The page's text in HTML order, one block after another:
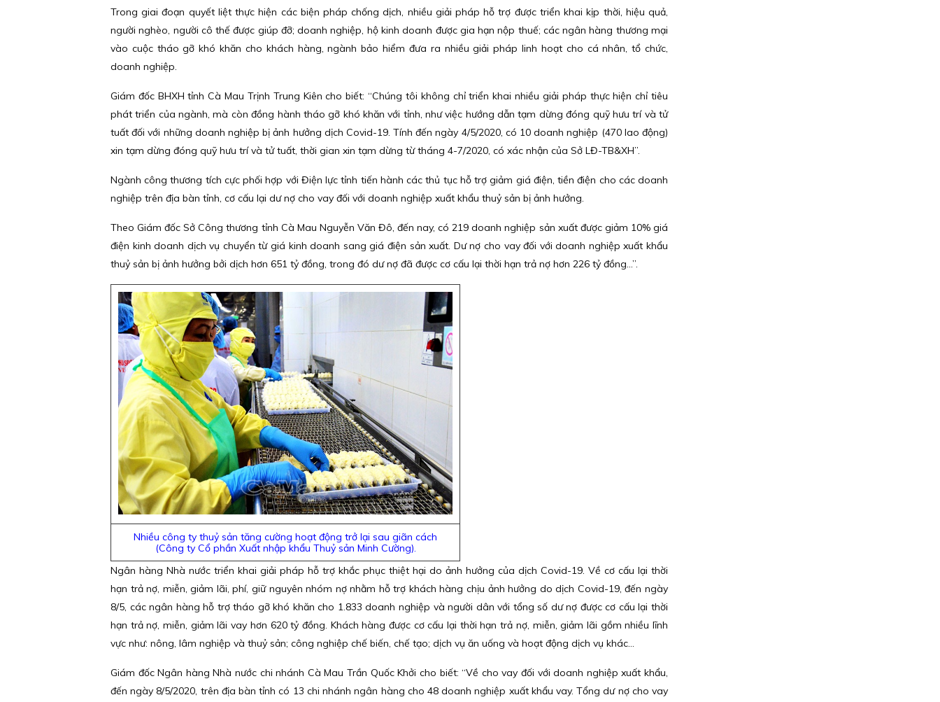
Trong giai đoạn quyết liệt thực hiện các biện pháp chống dịch, nhiều giải pháp hỗ trợ được triển khai kịp thời, hiệu quả,
người nghèo, người cô thế được giúp đỡ; doanh nghiệp, hộ kinh doanh được gia hạn nộp thuế; các ngân hàng thương mại
vào cuộc tháo gỡ khó khăn cho khách hàng, ngành bảo hiểm đưa ra nhiều giải pháp linh hoạt cho cá nhân, tổ chức,
doanh nghiệp.
Giám đốc BHXH tỉnh Cà Mau Trịnh Trung Kiên cho biết: “Chúng tôi không chỉ triển khai nhiều giải pháp thực hiện chỉ tiêu
phát triển của ngành, mà còn đồng hành tháo gỡ khó khăn với tỉnh, như việc hướng dẫn tạm dừng đóng quỹ hưu trí và tử
tuất đối với những doanh nghiệp bị ảnh hưởng dịch Covid-19. Tính đến ngày 4/5/2020, có 10 doanh nghiệp (470 lao động)
xin tạm dừng đóng quỹ hưu trí và tử tuất, thời gian xin tạm dừng từ tháng 4-7/2020, có xác nhận của Sở LĐ-TB&XH”.
Ngành công thương tích cực phối hợp với Điện lực tỉnh tiến hành các thủ tục hỗ trợ giảm giá điện, tiền điện cho các doanh
nghiệp trên địa bàn tỉnh, cơ cấu lại dư nợ cho vay đối với doanh nghiệp xuất khẩu thuỷ sản bị ảnh hưởng.
Theo Giám đốc Sở Công thương tỉnh Cà Mau Nguyễn Văn Đô, đến nay, có 219 doanh nghiệp sản xuất được giảm 10% giá
điện kinh doanh dịch vụ chuyển từ giá kinh doanh sang giá điện sản xuất. Dư nợ cho vay đối với doanh nghiệp xuất khẩu
thuỷ sản bị ảnh hưởng bởi dịch hơn 651 tỷ đồng, trong đó dư nợ đã được cơ cấu lại thời hạn trả nợ hơn 226 tỷ đồng...”.
Nhiều công ty thuỷ sản tăng cường hoạt động trở lại sau giãn cách
(Công ty Cổ phần Xuất nhập khẩu Thuỷ sản Minh Cường​).
Ngân hàng Nhà nước triển khai giải pháp hỗ trợ khắc phục thiệt hại do ảnh hưởng của dịch Covid-19. Về cơ cấu lại thời
hạn trả nợ, miễn, giảm lãi, phí, giữ nguyên nhóm nợ nhằm hỗ trợ khách hàng chịu ảnh hưởng do dịch Covid-19, đến ngày
8/5, các ngân hàng hỗ trợ tháo gỡ khó khăn cho 1.833 doanh nghiệp và người dân với tổng số dư nợ được cơ cấu lại thời
hạn trả nợ, miễn, giảm lãi vay hơn 620 tỷ đồng. Khách hàng được cơ cấu lại thời hạn trả nợ, miễn, giảm lãi gồm nhiều lĩnh
vực như: nông, lâm nghiệp và thuỷ sản; công nghiệp chế biến, chế tạo; dịch vụ ăn uống và hoạt động dịch vụ khác...
Giám đốc Ngân hàng Nhà nước chi nhánh Cà Mau Trần Quốc Khởi cho biết: “Về cho vay đối với doanh nghiệp xuất khẩu,
đến ngày 8/5/2020, trên địa bàn tỉnh có 13 chi nhánh ngân hàng cho 48 doanh nghiệp xuất khẩu vay. Tổng dư nợ cho vay